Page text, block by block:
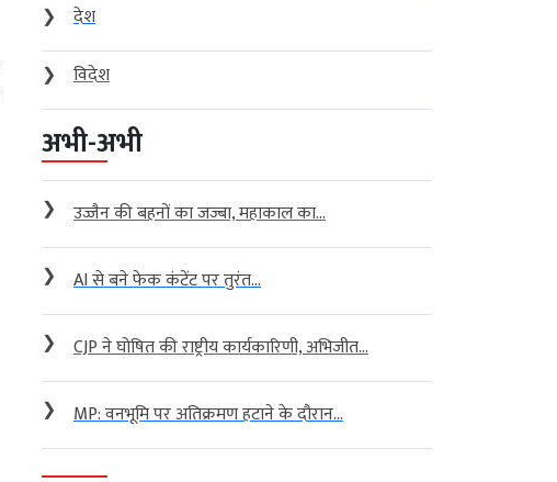
❯
देश
❯
विदेश
अभी-अभी
❯ उज्जैन की बहनों का जज्बा, महाकाल का...
❯ AI से बने फेक कंटेंट पर तुरंत...
❯ CJP ने घोषित की राष्ट्रीय कार्यकारिणी, अभिजीत...
❯ MP: वनभूमि पर अतिक्रमण हटाने के दौरान...